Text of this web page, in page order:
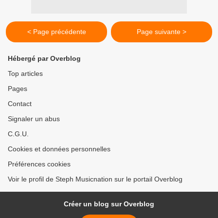
< Page précédente Page suivante >
Hébergé par Overblog
Top articles
Pages
Contact
Signaler un abus
C.G.U.
Cookies et données personnelles
Préférences cookies
Voir le profil de Steph Musicnation sur le portail Overblog
Créer un blog sur Overblog